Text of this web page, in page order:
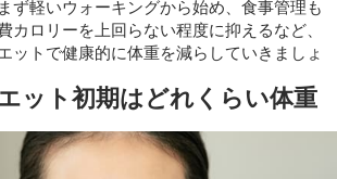
ず軽いウォーキングから始め、食事管理も
カロリーを上回らない程度に抑えるなど、
ットで健康的に体重を減らしていきましょ
ット初期はどれくらい体重